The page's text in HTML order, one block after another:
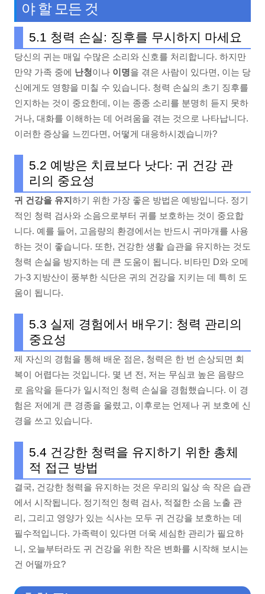
야 할 모든 것
5.1 청력 손실: 징후를 무시하지 마세요
당신의 귀는 매일 수많은 소리와 신호를 처리합니다. 하지만
만약 가족 중에 난청이나 이명을 겪은 사람이 있다면, 이는 당
신에게도 영향을 미칠 수 있습니다. 청력 손실의 초기 징후를
인지하는 것이 중요한데, 이는 종종 소리를 분명히 듣지 못하
거나, 대화를 이해하는 데 어려움을 겪는 것으로 나타납니다.
이러한 증상을 느낀다면, 어떻게 대응하시겠습니까?
5.2 예방은 치료보다 낫다: 귀 건강 관
리의 중요성
귀 건강을 유지하기 위한 가장 좋은 방법은 예방입니다. 정기
적인 청력 검사와 소음으로부터 귀를 보호하는 것이 중요합
니다. 예를 들어, 고음량의 환경에서는 반드시 귀마개를 사용
하는 것이 좋습니다. 또한, 건강한 생활 습관을 유지하는 것도
청력 손실을 방지하는 데 큰 도움이 됩니다. 비타민 D와 오메
가-3 지방산이 풍부한 식단은 귀의 건강을 지키는 데 특히 도
움이 됩니다.
5.3 실제 경험에서 배우기: 청력 관리의
중요성
제 자신의 경험을 통해 배운 점은, 청력은 한 번 손상되면 회
복이 어렵다는 것입니다. 몇 년 전, 저는 무심코 높은 음량으
로 음악을 듣다가 일시적인 청력 손실을 경험했습니다. 이 경
험은 저에게 큰 경종을 울렸고, 이후로는 언제나 귀 보호에 신
경을 쓰고 있습니다.
5.4 건강한 청력을 유지하기 위한 총체
적 접근 방법
결국, 건강한 청력을 유지하는 것은 우리의 일상 속 작은 습관
에서 시작됩니다. 정기적인 청력 검사, 적절한 소음 노출 관
리, 그리고 영양가 있는 식사는 모두 귀 건강을 보호하는 데
필수적입니다. 가족력이 있다면 더욱 세심한 관리가 필요하
니, 오늘부터라도 귀 건강을 위한 작은 변화를 시작해 보시는
건 어떨까요?